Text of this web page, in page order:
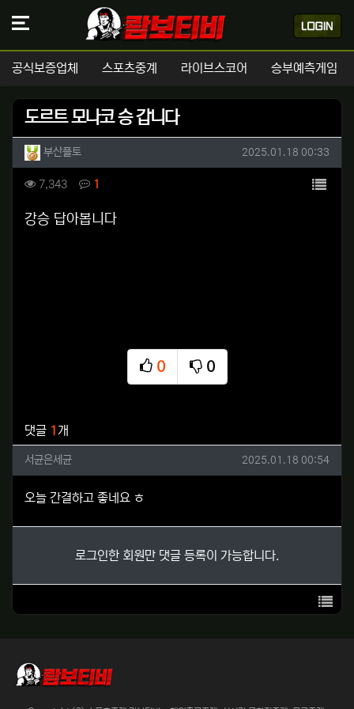
공식보증업체 스포츠중계 라이브스코어 승부예측게임
도르트 모나코 승 갑니다
작성자 정보
부산플토 작성일
2025.01.18 00:33
컨텐츠 정보
7,343조회 1 목록
본문
강승 답아봅니다
0
추천
0
비추천
댓글 1개
서균은세균님의 댓글
서균은세균 작성일
2025.01.18 00:54
오늘 간결하고 좋네요 ㅎ
로그인한 회원만 댓글 등록이 가능합니다.
목록